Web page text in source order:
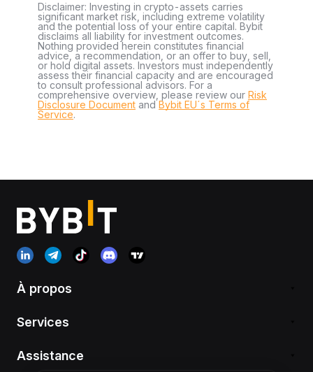
Disclaimer: Investing in crypto-assets carries
significant market risk, including extreme volatility
and the potential loss of your entire capital. Bybit
disclaims all liability for investment outcomes.
Nothing provided herein constitutes financial
advice, a recommendation, or an offer to buy, sell,
or hold digital assets. Investors must independently
assess their financial capacity and are encouraged
to consult professional advisors. For a
comprehensive overview, please review our Risk
Disclosure Document andBybit EU´s Terms of
Service.
À propos
Services
Assistance